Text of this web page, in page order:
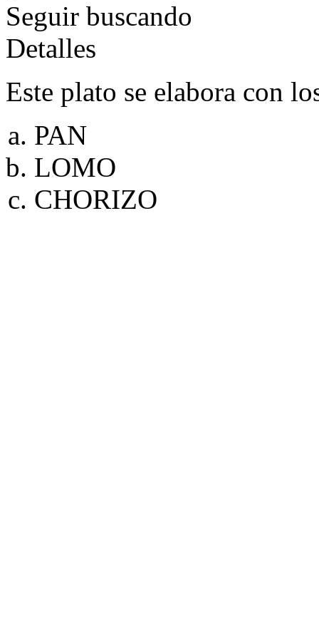
Seguir buscando
Detalles
Este plato se elabora con
PAN
LOMO
CHORIZO